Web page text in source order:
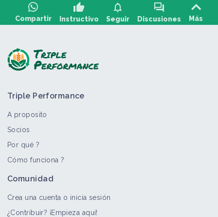
Compartir
thumb_up
Instructivo
notifications
Seguir
forum
Discusiones Más
Triple Performance
A proposito
Socios
Por qué ?
Cómo funciona ?
Comunidad
Crea una cuenta o inicia sesión
¿Contribuir? ¡Empieza aquí!